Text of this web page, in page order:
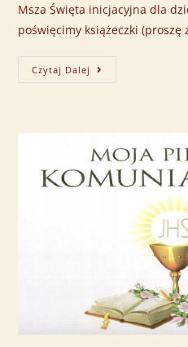
Msza Święta inicjacyjna dla
poświęcimy książeczki (proszę
Czytaj Dalej